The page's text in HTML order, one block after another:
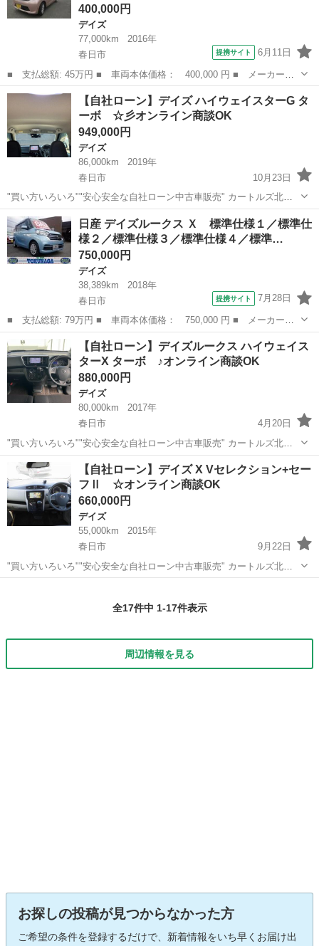
400,000円
デイズ
77,000km
2016年
春日市
提携サイト 6月11日
■ 支払総額: 45万円 ■ 車両本体価格： 400,000 円 ■ メーカー
名： 日産 ■ 車種名： デイズルークス ■ グレード名： Ｘ Ｖ
セレクション スマートキー 両側電動スライド ■ 排気量： 660cc
■ ド...
福岡 春日市 デイズ
【自社ローン】デイズ ハイウェイスターG タ
ーボ ☆彡オンライン商談OK
949,000円
デイズ
86,000km
2019年
春日市
10月23日
"買い方いろいろ""安心安全な自社ローン中古車販売" カートルズ北九
州店 日産 デイズ ハイウェイスターG ターボ LINEで簡単 お
問い合わせ🎵詳細確認🎵 ⇩友達追加はコチラか...
福岡 春日市 デイズ カートルズ
日産 デイズルークス Ｘ 標準仕様１／標準仕
様２／標準仕様３／標準仕様４／標準…
750,000円
デイズ
38,389km
2018年
春日市
提携サイト 7月28日
■ 支払総額: 79万円 ■ 車両本体価格： 750,000 円 ■ メーカー
名： 日産 ■ 車種名： デイズルークス ■ グレード名： Ｘ 標
準仕様１／標準仕様２／標準仕様３／標準仕様４／標準仕様５ ナ
ビ フロント＆サイ...
福岡 春日市 デイズ
【自社ローン】デイズルークス ハイウェイス
ターX ターボ ♪オンライン商談OK
880,000円
デイズ
80,000km
2017年
春日市
4月20日
"買い方いろいろ""安心安全な自社ローン中古車販売" カートルズ北九
州店 日産 デイズルークス ハイウェイスターX ターボ パール
LINEで簡単 お問い合わせ🎵詳細確認🎵 ...
福岡 デイズ カートルズ
【自社ローン】デイズ X Vセレクション+セー
フⅡ ☆オンライン商談OK
660,000円
デイズ
55,000km
2015年
春日市
9月22日
"買い方いろいろ""安心安全な自社ローン中古車販売" カートルズ北九
州店 日産 デイズ X Vセレクション+セーフⅡ パール LINEで簡
全17件中 1-17件表示
周辺情報を見る
お探しの投稿が見つからなかった方
ご希望の条件を登録するだけで、新着情報をいち早くお届け出